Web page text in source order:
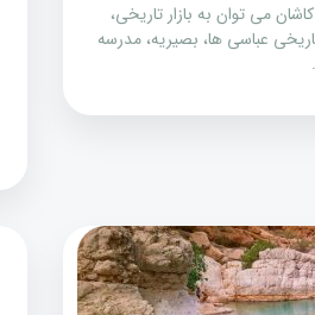
می توان به بازار تاریخی،
عباسی ها، بصیریه، مدرسه